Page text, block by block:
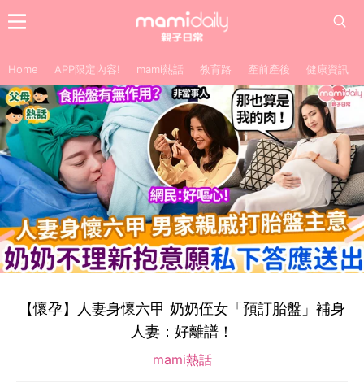
Home APP限定內容! mami熱話 教育路 產前產後 健康資訊
【懷孕】人妻身懷六甲 奶奶侄女「預訂胎盤」補身
人妻：好離譜！
mami熱話